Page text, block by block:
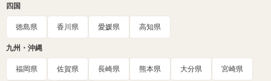
四国
徳島県 香川県 愛媛県 高知県
九州・沖縄
福岡県 佐賀県 長崎県 熊本県 大分県 宮崎県